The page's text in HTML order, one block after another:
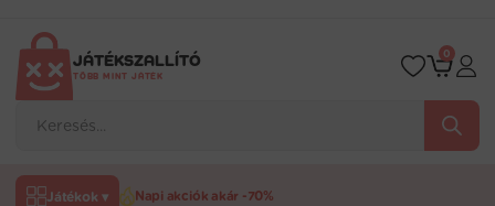
tartalomraJÁTÉKSZALLÍTÓ
TÖBB MINT JÁTÉK
search
0
Játékok ▾ Napi akciók akár -70%